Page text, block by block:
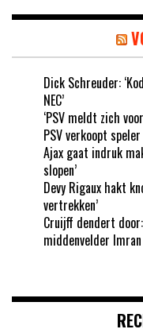
Dick Schreuder:
NEC’
‘PSV meldt zich
PSV verkoopt
Ajax gaat indruk
slopen’
Devy Rigaux hakt
vertrekken’
Cruijff dendert
middenvelder Imran